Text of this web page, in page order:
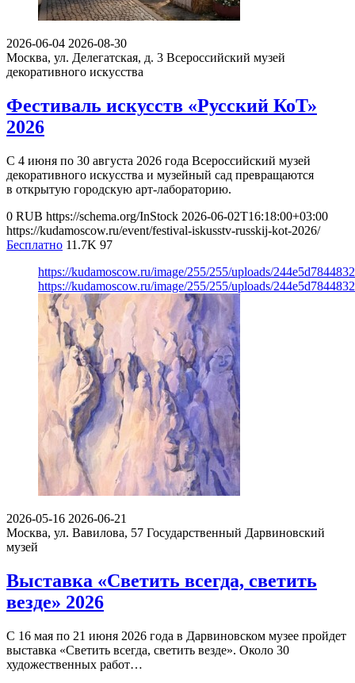
2026-06-04 2026-08-30
Москва, ул. Делегатская, д. 3 Всероссийский музей
декоративного искусства
Фестиваль искусств «Русский КоТ»
2026
С 4 июня по 30 августа 2026 года Всероссийский музей
декоративного искусства и музейный сад превращаются
в открытую городскую арт-лабораторию.
0 RUB https://schema.org/InStock 2026-06-02T16:18:00+03:00
https://kudamoscow.ru/event/festival-iskusstv-russkij-kot-2026/
Бесплатно 11.7K 97
https://kudamoscow.ru/image/255/255/uploads/
https://kudamoscow.ru/image/255/255/uploads/
2026-05-16 2026-06-21
Москва, ул. Вавилова, 57 Государственный Дарвиновский
музей
Выставка «Светить всегда, светить
везде» 2026
С 16 мая по 21 июня 2026 года в Дарвиновском музее пройдет
выставка «Светить всегда, светить везде». Около 30
художественных работ…